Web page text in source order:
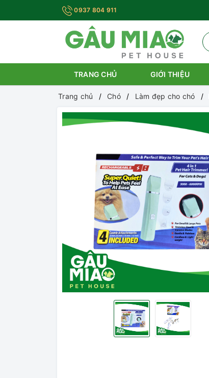
0937 804 911
TRANG CHỦ GIỚI THIỆU
Trang chủ Chó Làm đẹp cho chó